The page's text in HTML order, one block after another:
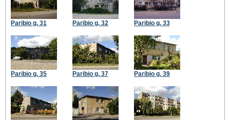
Paribio g. 31 Paribio g. 32 Paribio g. 33
Paribio g. 35 Paribio g. 37 Paribio g. 39